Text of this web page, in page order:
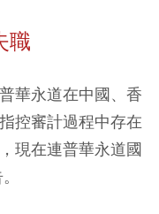
職
華永道在中國、香
控審計過程中存在
現在連普華永道國